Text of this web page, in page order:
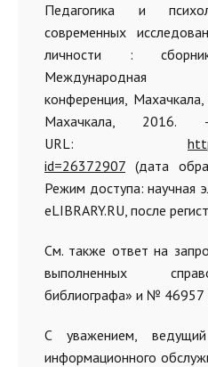
Педагогика и
современных
личности :
Международная
конференция,
Махачкала,
URL:
id=26372907 (дата
Режим доступа: научная
eLIBRARY.RU, после
См. также ответ на
выполненных
библиографа» и №
С уважением,
информационного